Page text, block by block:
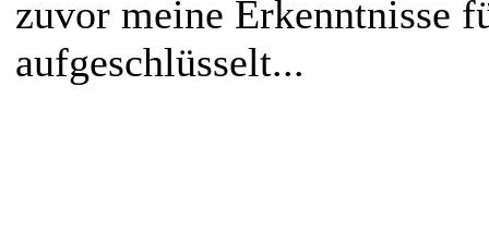
zuvor meine Erkenntnisse
aufgeschlüsselt...